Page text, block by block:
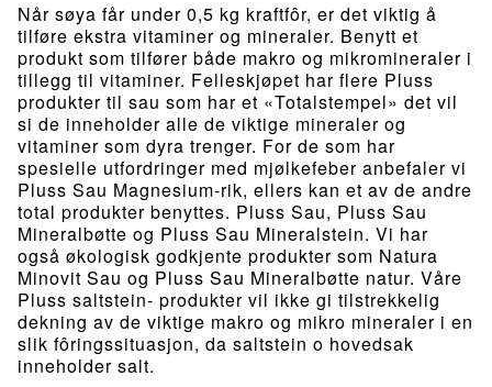
Når søya får under 0,5 kg kraftfôr, er det viktig å
tilføre ekstra vitaminer og mineraler. Benytt et
produkt som tilfører både makro og mikromineraler i
tillegg til vitaminer. Felleskjøpet har flere Pluss
produkter til sau som har et «Totalstempel» det vil
si de inneholder alle de viktige mineraler og
vitaminer som dyra trenger. For de som har
spesielle utfordringer med mjølkefeber anbefaler vi
Pluss Sau Magnesium-rik, ellers kan et av de andre
total produkter benyttes. Pluss Sau, Pluss Sau
Mineralbøtte og Pluss Sau Mineralstein. Vi har
også økologisk godkjente produkter som Natura
Minovit Sau og Pluss Sau Mineralbøtte natur. Våre
Pluss saltstein- produkter vil ikke gi tilstrekkelig
dekning av de viktige makro og mikro mineraler i en
slik fôringssituasjon, da saltstein o hovedsak
inneholder salt.